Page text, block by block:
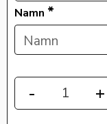
+
-
Namn *